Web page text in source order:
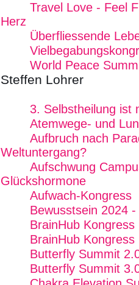
Travel Love - Feel
Herz
Überfliessende
World Peace
Steffen Lohrer
3. Selbstheilung ist
Atemwege- und
Aufbruch nach
Weltuntergang?
Aufschwung
Glückshormone
Aufwach-Kongress
Bewusstsein 2024
BrainHub Kongress
BrainHub
Butterfly Summit
Butterfly Summit